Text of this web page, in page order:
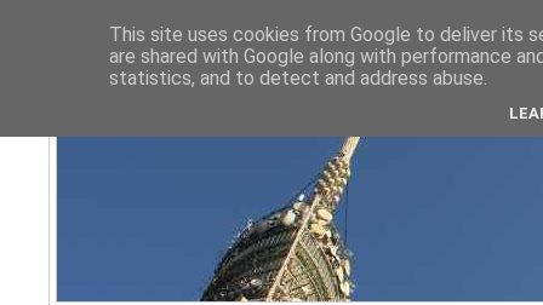
This site uses cookies from Google to deliver its
are shared with Google along with performance
statistics, and to detect and address abuse.